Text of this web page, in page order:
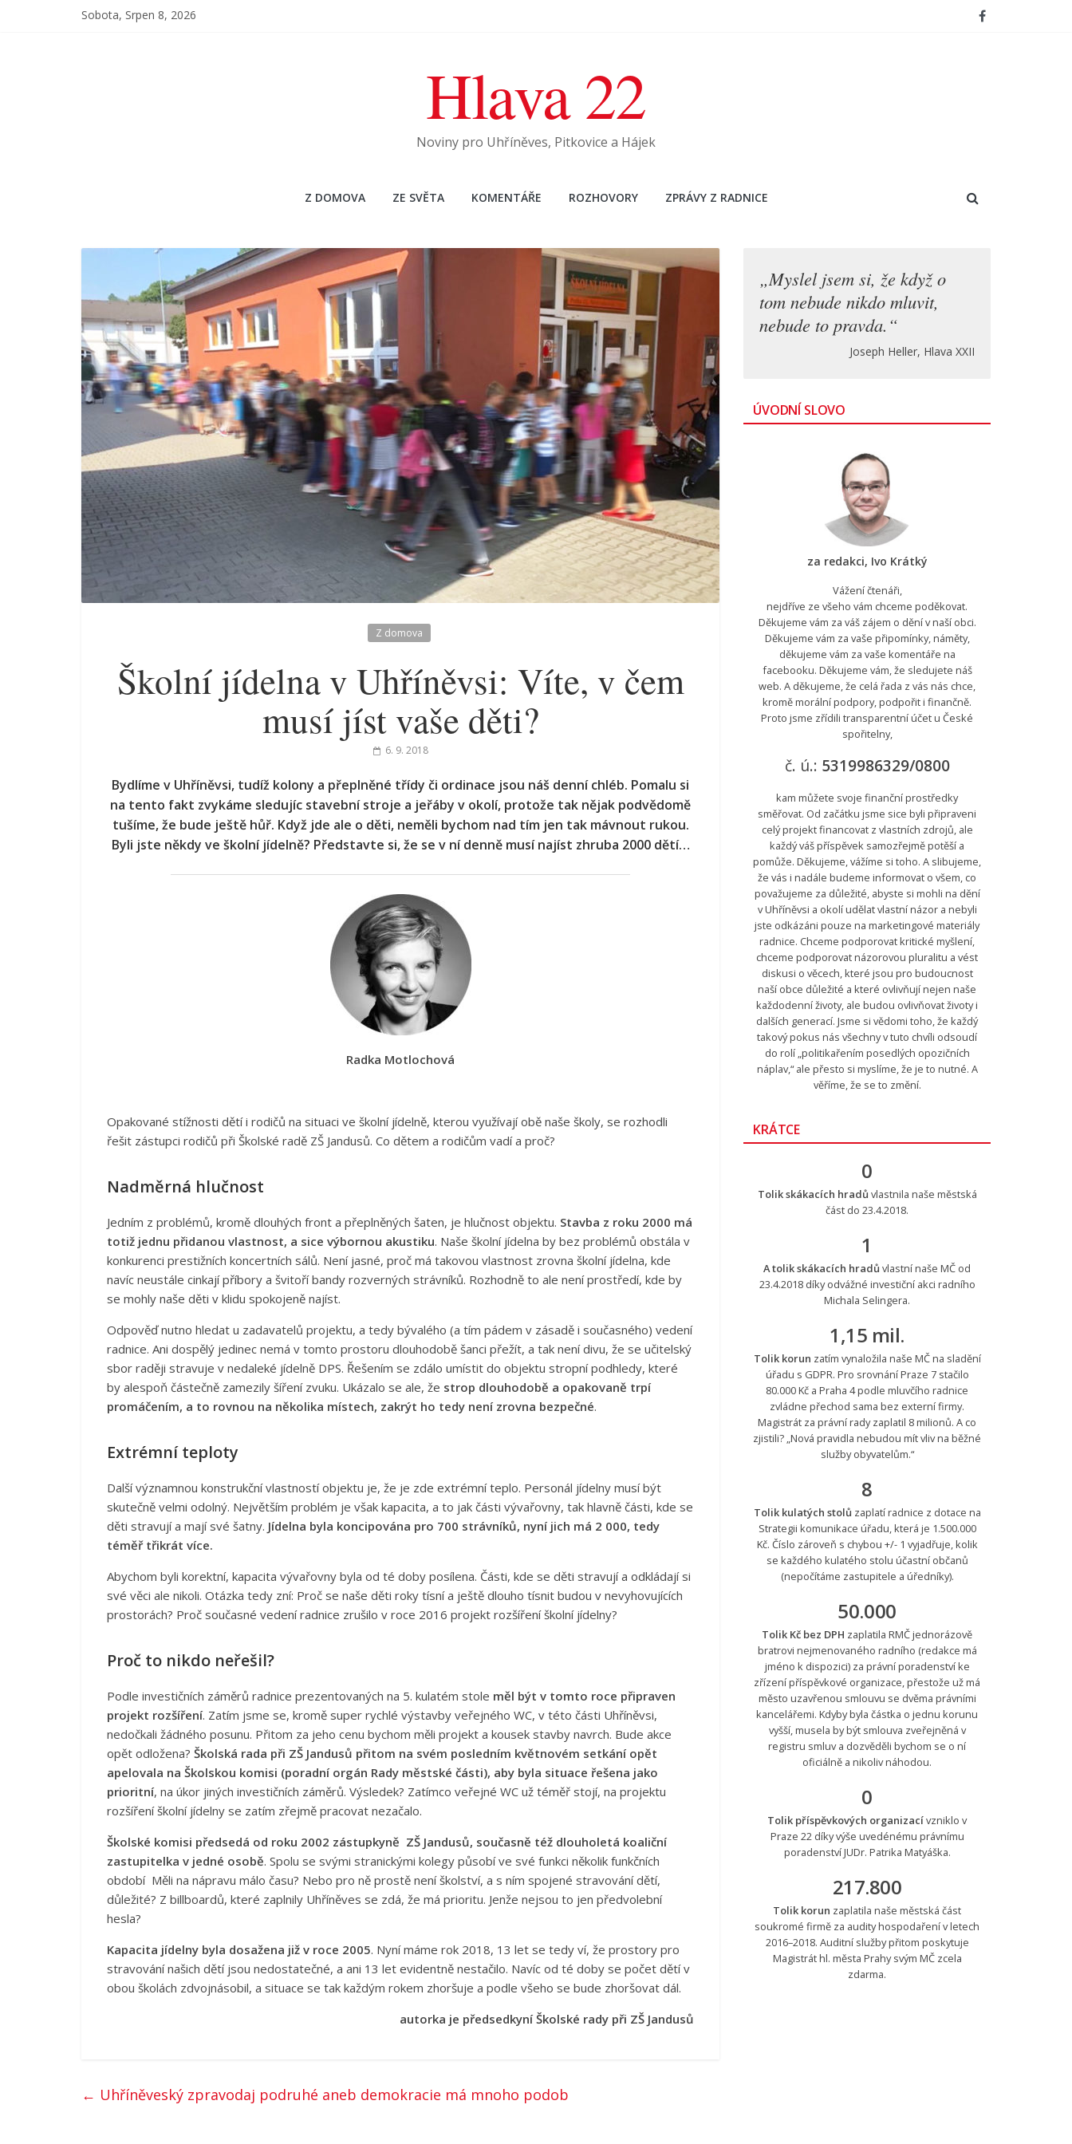
Sobota, Srpen 8, 2026
Hlava 22
Noviny pro Uhříněves, Pitkovice a Hájek
Z DOMOVA ZE SVĚTA KOMENTÁŘE ROZHOVORY ZPRÁVY Z RADNICE
Z domova
Školní jídelna v Uhříněvsi: Víte, v čem
musí jíst vaše děti?
6. 9. 2018
Bydlíme v Uhříněvsi, tudíž kolony a přeplněné třídy či ordinace jsou náš denní chléb. Pomalu si
na tento fakt zvykáme sledujíc stavební stroje a jeřáby v okolí, protože tak nějak podvědomě
tušíme, že bude ještě hůř. Když jde ale o děti, neměli bychom nad tím jen tak mávnout rukou.
Byli jste někdy ve školní jídelně? Představte si, že se v ní denně musí najíst zhruba 2000 dětí…
Radka Motlochová
Opakované stížnosti dětí i rodičů na situaci ve školní jídelně, kterou využívají obě naše školy, se rozhodli
řešit zástupci rodičů při Školské radě ZŠ Jandusů. Co dětem a rodičům vadí a proč?
Nadměrná hlučnost
Jedním z problémů, kromě dlouhých front a přeplněných šaten, je hlučnost objektu. Stavba z roku 2000 má
totiž jednu přidanou vlastnost, a sice výbornou akustiku. Naše školní jídelna by bez problémů obstála v
konkurenci prestižních koncertních sálů. Není jasné, proč má takovou vlastnost zrovna školní jídelna, kde
navíc neustále cinkají příbory a švitoří bandy rozverných strávníků. Rozhodně to ale není prostředí, kde by
se mohly naše děti v klidu spokojeně najíst.
Odpověď nutno hledat u zadavatelů projektu, a tedy bývalého (a tím pádem v zásadě i současného) vedení
radnice. Ani dospělý jedinec nemá v tomto prostoru dlouhodobě šanci přežít, a tak není divu, že se učitelský
sbor raději stravuje v nedaleké jídelně DPS. Řešením se zdálo umístit do objektu stropní podhledy, které
by alespoň částečně zamezily šíření zvuku. Ukázalo se ale, že strop dlouhodobě a opakovaně trpí
promáčením, a to rovnou na několika místech, zakrýt ho tedy není zrovna bezpečné.
Extrémní teploty
Další významnou konstrukční vlastností objektu je, že je zde extrémní teplo. Personál jídelny musí být
skutečně velmi odolný. Největším problém je však kapacita, a to jak části vývařovny, tak hlavně části, kde se
děti stravují a mají své šatny. Jídelna byla koncipována pro 700 strávníků, nyní jich má 2 000, tedy
téměř třikrát více.
Abychom byli korektní, kapacita vývařovny byla od té doby posílena. Části, kde se děti stravují a odkládají si
své věci ale nikoli. Otázka tedy zní: Proč se naše děti roky tísní a ještě dlouho tísnit budou v nevyhovujících
prostorách? Proč současné vedení radnice zrušilo v roce 2016 projekt rozšíření školní jídelny?
Proč to nikdo neřešil?
Podle investičních záměrů radnice prezentovaných na 5. kulatém stole měl být v tomto roce připraven
projekt rozšíření. Zatím jsme se, kromě super rychlé výstavby veřejného WC, v této části Uhříněvsi,
nedočkali žádného posunu. Přitom za jeho cenu bychom měli projekt a kousek stavby navrch. Bude akce
opět odložena? Školská rada při ZŠ Jandusů přitom na svém posledním květnovém setkání opět
apelovala na Školskou komisi (poradní orgán Rady městské části), aby byla situace řešena jako
prioritní, na úkor jiných investičních záměrů. Výsledek? Zatímco veřejné WC už téměř stojí, na projektu
rozšíření školní jídelny se zatím zřejmě pracovat nezačalo.
Školské komisi předsedá od roku 2002 zástupkyně ZŠ Jandusů, současně též dlouholetá koaliční
zastupitelka v jedné osobě. Spolu se svými stranickými kolegy působí ve své funkci několik funkčních
období Měli na nápravu málo času? Nebo pro ně prostě není školství, a s ním spojené stravování dětí,
důležité? Z billboardů, které zaplnily Uhříněves se zdá, že má prioritu. Jenže nejsou to jen předvolební
hesla?
Kapacita jídelny byla dosažena již v roce 2005. Nyní máme rok 2018, 13 let se tedy ví, že prostory pro
stravování našich dětí jsou nedostatečné, a ani 13 let evidentně nestačilo. Navíc od té doby se počet dětí v
obou školách zdvojnásobil, a situace se tak každým rokem zhoršuje a podle všeho se bude zhoršovat dál.
autorka je předsedkyní Školské rady při ZŠ Jandusů
← Uhříněveský zpravodaj podruhé aneb demokracie má mnoho podob
„Myslel jsem si, že když o
tom nebude nikdo mluvit,
nebude to pravda.“
Joseph Heller, Hlava XXII
ÚVODNÍ SLOVO
za redakci, Ivo Krátký
Vážení čtenáři,
nejdříve ze všeho vám chceme poděkovat.
Děkujeme vám za váš zájem o dění v naší obci.
Děkujeme vám za vaše připomínky, náměty,
děkujeme vám za vaše komentáře na
facebooku. Děkujeme vám, že sledujete náš
web. A děkujeme, že celá řada z vás nás chce,
kromě morální podpory, podpořit i finančně.
Proto jsme zřídili transparentní účet u České
spořitelny,
č. ú.: 5319986329/0800
kam můžete svoje finanční prostředky
směřovat. Od začátku jsme sice byli připraveni
celý projekt financovat z vlastních zdrojů, ale
každý váš příspěvek samozřejmě potěší a
pomůže. Děkujeme, vážíme si toho. A slibujeme,
že vás i nadále budeme informovat o všem, co
považujeme za důležité, abyste si mohli na dění
v Uhříněvsi a okolí udělat vlastní názor a nebyli
jste odkázáni pouze na marketingové materiály
radnice. Chceme podporovat kritické myšlení,
chceme podporovat názorovou pluralitu a vést
diskusi o věcech, které jsou pro budoucnost
naší obce důležité a které ovlivňují nejen naše
každodenní životy, ale budou ovlivňovat životy i
dalších generací. Jsme si vědomi toho, že každý
takový pokus nás všechny v tuto chvíli odsoudí
do rolí „politikařením posedlých opozičních
náplav,“ ale přesto si myslíme, že je to nutné. A
věříme, že se to změní.
KRÁTCE
0
Tolik skákacích hradů vlastnila naše městská
část do 23.4.2018.
1
A tolik skákacích hradů vlastní naše MČ od
23.4.2018 díky odvážné investiční akci radního
Michala Selingera.
1,15 mil.
Tolik korun zatím vynaložila naše MČ na sladění
úřadu s GDPR. Pro srovnání Praze 7 stačilo
80.000 Kč a Praha 4 podle mluvčího radnice
zvládne přechod sama bez externí firmy.
Magistrát za právní rady zaplatil 8 milionů. A co
zjistili? „Nová pravidla nebudou mít vliv na běžné
služby obyvatelům.“
8
Tolik kulatých stolů zaplatí radnice z dotace na
Strategii komunikace úřadu, která je 1.500.000
Kč. Číslo zároveň s chybou +/- 1 vyjadřuje, kolik
se každého kulatého stolu účastní občanů
(nepočítáme zastupitele a úředníky).
50.000
Tolik Kč bez DPH zaplatila RMČ jednorázově
bratrovi nejmenovaného radního (redakce má
jméno k dispozici) za právní poradenství ke
zřízení příspěvkové organizace, přestože už má
město uzavřenou smlouvu se dvěma právními
kancelářemi. Kdyby byla částka o jednu korunu
vyšší, musela by být smlouva zveřejněná v
registru smluv a dozvěděli bychom se o ní
oficiálně a nikoliv náhodou.
0
Tolik příspěvkových organizacívzniklo v
Praze 22 díky výše uvedénému právnímu
poradenství JUDr. Patrika Matyáška.
217.800
Tolik korun zaplatila naše městská část
soukromé firmě za audity hospodaření v letech
2016–2018. Auditní služby přitom poskytuje
Magistrát hl. města Prahy svým MČ zcela
zdarma.